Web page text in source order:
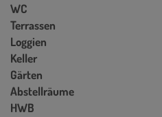
WC
Terrassen
Loggien
Keller
Gärten
Abstellräume
HWB